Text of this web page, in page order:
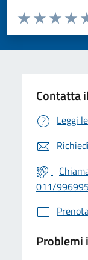
Valuta da 1 a 5 stelle
Valuta 3
Valuta 2
Valuta 1 stelle
Contatta
Leggi
011/
Problemi